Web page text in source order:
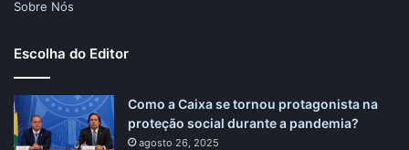
Sobre Nós
Escolha do Editor
Como a Caixa se tornou protagonista na
proteção social durante a pandemia?
agosto 26, 2025